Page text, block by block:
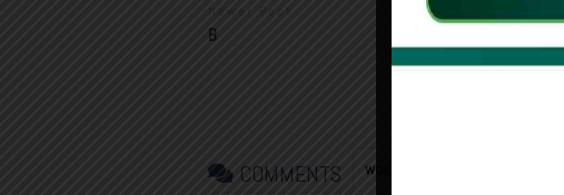
Newer Post
B
COMMENTS WORDPRESS: